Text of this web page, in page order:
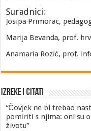
Suradnici:
Josipa Primorac,
Marija Bevanda, prof.
Anamaria Rozić, prof.
Izreke i Citati
“Čovjek ne bi trebao
pomiriti s njima: oni su
životu”